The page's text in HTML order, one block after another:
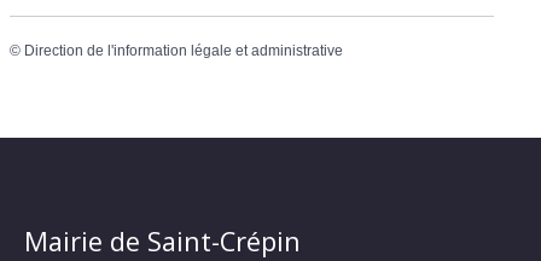
© Direction de l'information légale et administrative
Mairie de Saint-Crépin